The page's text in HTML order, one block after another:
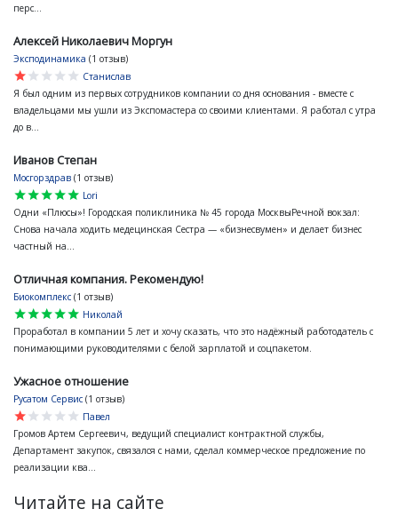
перс...
Алексей Николаевич Моргун
Эксподинамика (1 отзыв)
star
star
star
star
star
Станислав
Я был одним из первых сотрудников компании со дня основания - вместе с
владельцами мы ушли из Экспомастера со своими клиентами. Я работал с утра
до в...
Иванов Степан
Мосгорздрав (1 отзыв)
star
star
star
star
star
Lori
Одни «Плюсы»! Городская поликлиника № 45 города МосквыРечной вокзал:
Снова начала ходить медецинская Сестра — «бизнесвумен» и делает бизнес
частный на...
Отличная компания. Рекомендую!
Биокомплекс (1 отзыв)
star
star
star
star
star
Николай
Проработал в компании 5 лет и хочу сказать, что это надёжный работодатель с
понимающими руководителями с белой зарплатой и соцпакетом.
Ужасное отношение
Русатом Сервис (1 отзыв)
star
star
star
star
star
Павел
Громов Артем Сергеевич, ведущий специалист контрактной службы,
Департамент закупок, связался с нами, сделал коммерческое предложение по
реализации ква...
Читайте на сайте